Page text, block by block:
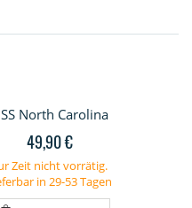
North Carolina
49,90 €
Zeit nicht vorrätig.
in 29-53 Tagen